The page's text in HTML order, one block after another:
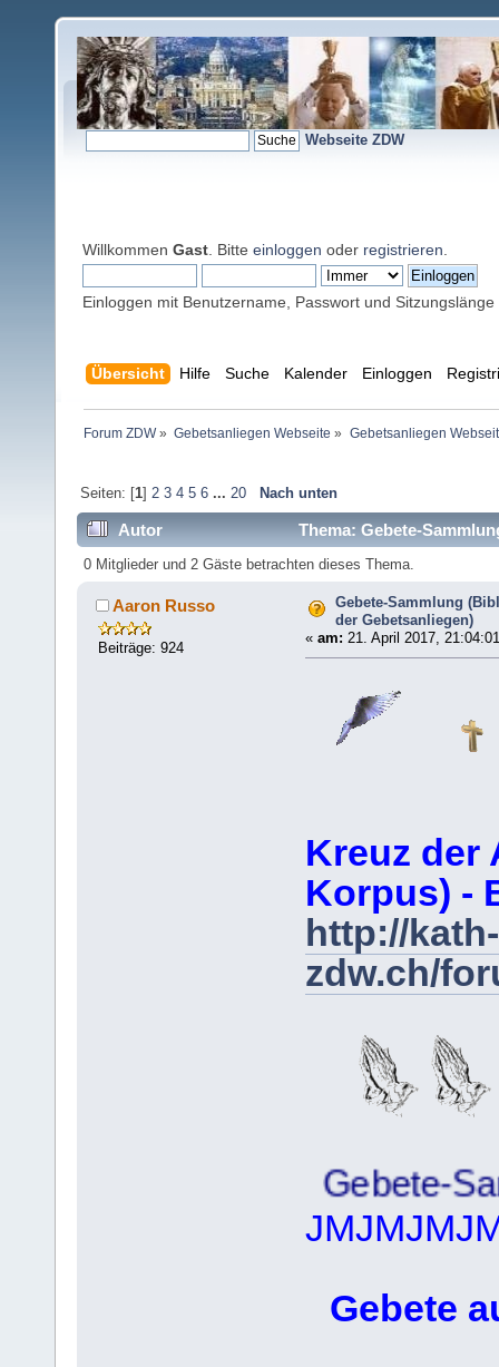
Webseite ZDW
Willkommen Gast . Bitte einloggen oder registrieren
Einloggen mit Benutzername, Passwort und Sitzungslänge
Übersicht Hilfe Suche Kalender Einloggen
Forum ZDW» Gebetsanliegen Webseite » Gebetsanliegen
Seiten: [1] 2 3 4 5 6 ... 20 Nach unten
Autor
Thema: Gebete-
364534 mal)
0 Mitglieder und 2 Gäste betrachten dieses Thema.
Aaron Russo
Beiträge: 924
Gebete-Sammlung
der Gebetsanliegen)
« am: 21. April 2017,
Kreuz der
Korpus) -
http://kath-
zdw.ch/
Gebete-
Gebete